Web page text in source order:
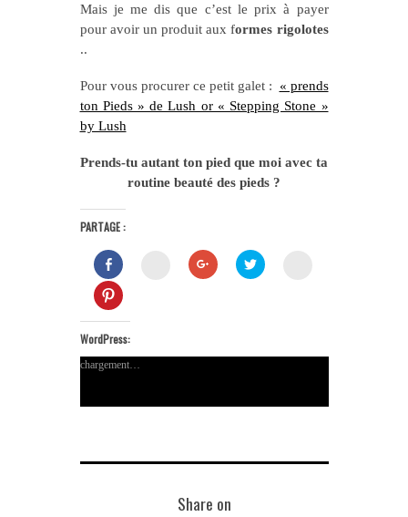
Mais je me dis que c’est le prix à payer
pour avoir un produit aux formes rigolotes
..
Pour vous procurer ce petit galet : « prends
ton Pieds » de Lush or « Stepping Stone »
by Lush
Prends-tu autant ton pied que moi avec ta
routine beauté des pieds ?
PARTAGE :
Cliquez
pour
partager
sur
Facebook(ouvre
nouvelle
Cliquez
pour
fenêtre)
Cliquez
pour
partager
fenêtre)
Cliquez
pour
Cliquez
pour
sur
Pinterest(ouvre
dans
une
nouvelle
WordPress:
chargement…
Share on